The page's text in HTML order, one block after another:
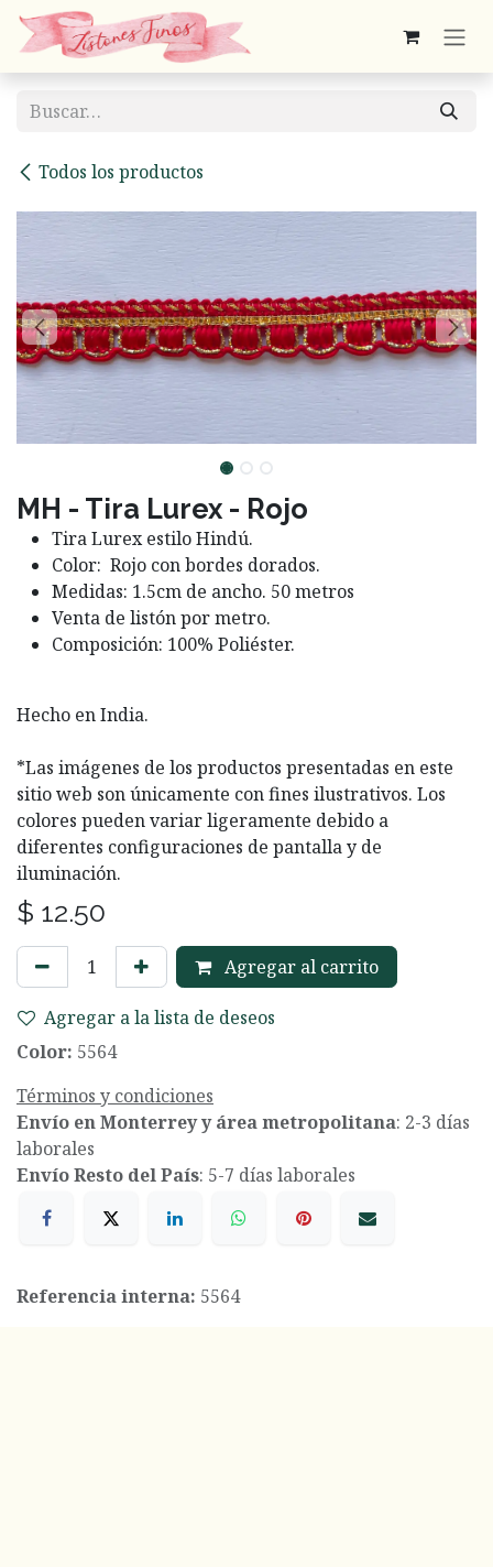
Ir al contenido
Todos los productos
MH - Tira Lurex - Rojo
Tira Lurex estilo Hindú.
Color: Rojo con bordes dorados.
Medidas: 1.5cm de ancho. 50 metros
Venta de listón por metro.
Composición: 100% Poliéster.
Hecho en India.
*Las imágenes de los productos presentadas en este
sitio web son únicamente con fines ilustrativos. Los
colores pueden variar ligeramente debido a
diferentes configuraciones de pantalla y de
iluminación.
$ 12.50
Agregar al carrito
Agregar a la lista de deseos
Color: 5564
Términos y condiciones
Envío en Monterrey y área metropolitana: 2-3 días
laborales
Envío Resto del País: 5-7 días laborales
Referencia interna: 5564